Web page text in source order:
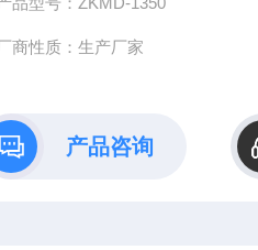
商性质：生产厂家
产品咨询